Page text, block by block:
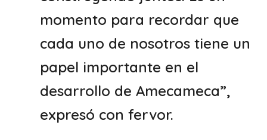
momento para recordar que
cada uno de nosotros tiene un
papel importante en el
desarrollo de Amecameca”,
expresó con fervor.